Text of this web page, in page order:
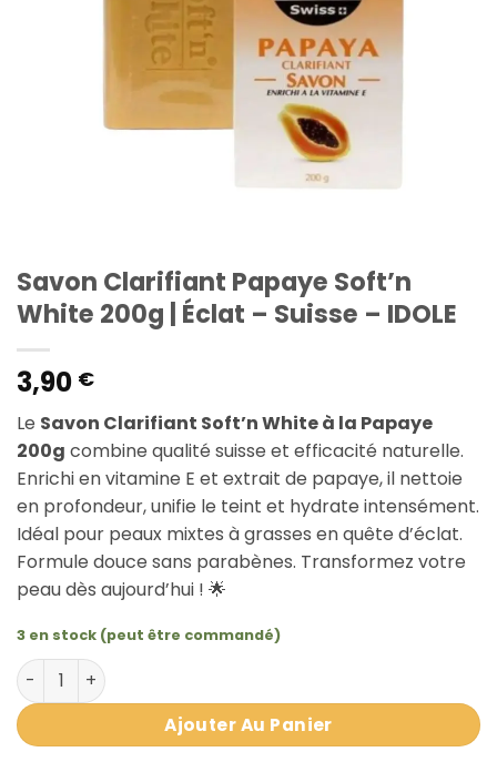
Savon Clarifiant Papaye Soft’n
White 200g | Éclat – Suisse – IDOLE
3,90 €
Le Savon Clarifiant Soft’n White à la Papaye
200g combine qualité suisse et efficacité naturelle.
Enrichi en vitamine E et extrait de papaye, il nettoie
en profondeur, unifie le teint et hydrate intensément.
Idéal pour peaux mixtes à grasses en quête d’éclat.
Formule douce sans parabènes. Transformez votre
peau dès aujourd’hui ! 🌟
3 en stock (peut être commandé)
quantité de Savon Clarifiant Papaye Soft'n White 200g |
Ajouter Au Panier